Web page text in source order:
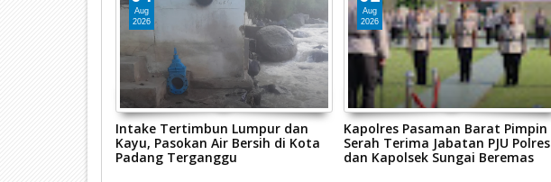
Aug
2026
Intake Tertimbun Lumpur dan
Kayu, Pasokan Air Bersih di Kota
Padang Terganggu
Aug
2026
Kapolres Pasaman Barat Pimpin
Serah Terima Jabatan PJU Polres
dan Kapolsek Sungai Beremas